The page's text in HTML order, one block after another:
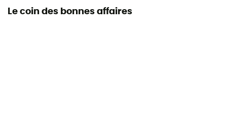
Le coin des bonnes affaires